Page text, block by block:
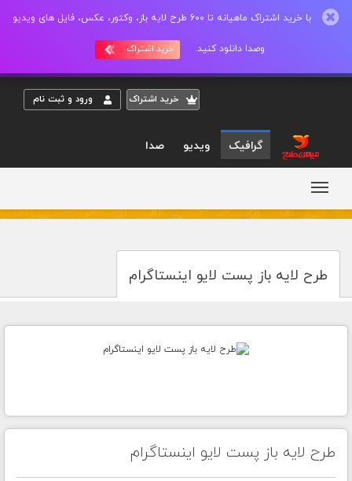
با خرید اشتراک ماهیانه تا 600 طرح لایه باز، وکتور، عکس، فایل های ویدیو
وصدا دانلود کنید. خرید اشتراک
خريد اشتراک ورود و ثبت نام
گرافیک ویدیو صدا
طرح لایه باز پست لایو اینستاگرام
طرح لایه باز پست لایو اینستاگرام